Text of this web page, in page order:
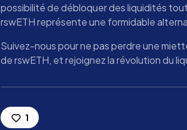
possibilité de débloquer des liquidités
rswETH représente une formidable
Suivez-nous pour ne pas perdre une
de rswETH, et rejoignez la révolution du
1